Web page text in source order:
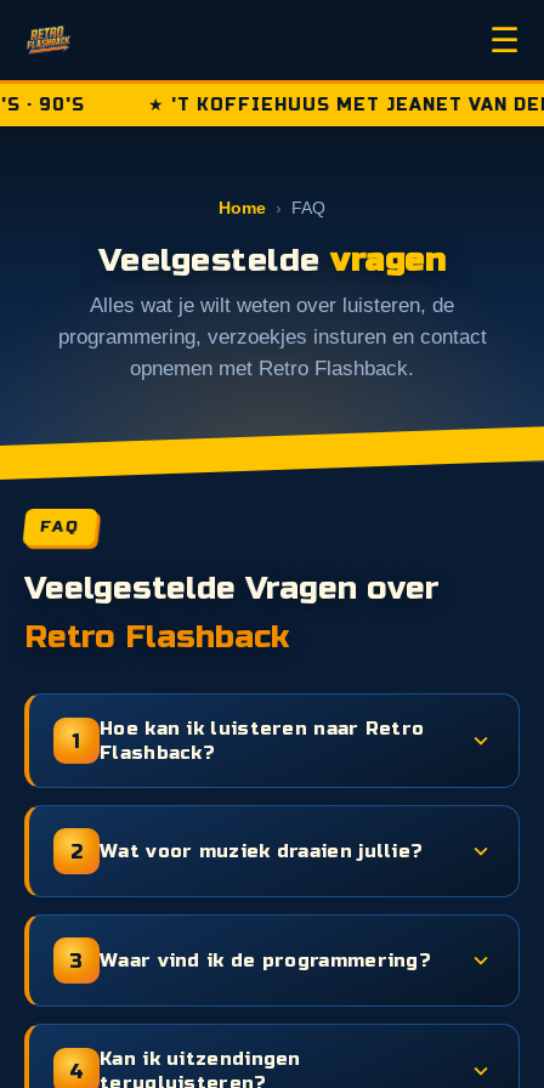
☰
90'S ★ 'T KOFFIEHUUS MET JEANET VAN DEN
Home › FAQ
Veelgesteldevragen
Alles wat je wilt weten over luisteren, de
programmering, verzoekjes insturen en contact
opnemen met Retro Flashback.
FAQ
Veelgestelde Vragen over
Retro Flashback
1
Hoe kan ik luisteren naar Retro
Flashback?
2 Wat voor muziek draaien jullie?
3 Waar vind ik de programmering?
4
Kan ik uitzendingen
terugluisteren?